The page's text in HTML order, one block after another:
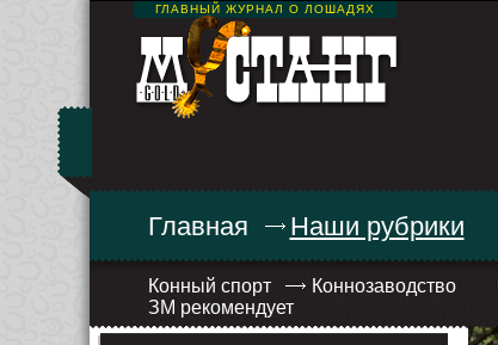
ГЛАВНЫЙ ЖУРНАЛ О ЛОШАДЯХ
Главная Наши рубрики
Конный спорт Коннозаводство
ЗМ рекомендует